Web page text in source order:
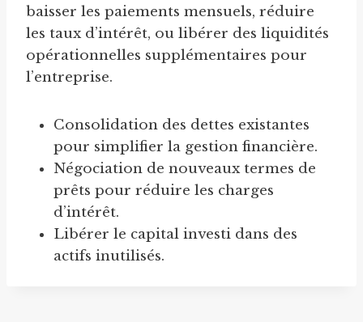
baisser les paiements mensuels, réduire
les taux d’intérêt, ou libérer des liquidités
opérationnelles supplémentaires pour
l’entreprise.
Consolidation des dettes existantes
pour simplifier la gestion financière.
Négociation de nouveaux termes de
prêts pour réduire les charges
d’intérêt.
Libérer le capital investi dans des
actifs inutilisés.